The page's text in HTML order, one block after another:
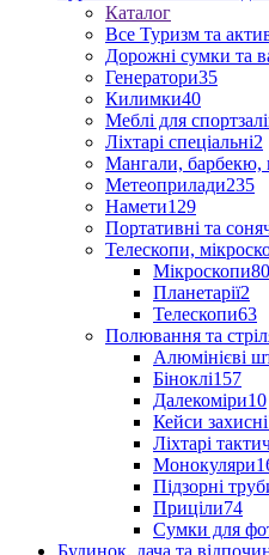
Каталог
Все Туризм та
Дорожні сумки та
Генератори35
Килимки40
Меблі для
Ліхтарі спеціальні2
Мангали, барбекю,
Метеоприлади235
Намети129
Портативні та
Телескопи,
Мікроскопи80
Планетарії2
Телескопи63
Полювання та
Алюмінієві
Біноклі157
Далекоміри10
Кейси захисні
Ліхтарі
Монокуляри
Підзорні
Приціли74
Сумки для
Будинок, дача та